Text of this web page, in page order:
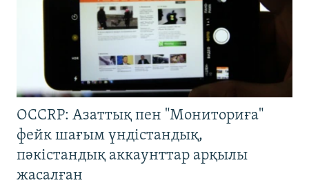
OCCRP: Азаттық пен "Мониториға"
фейк шағым үндістандық,
пәкістандық аккаунттар арқылы
жасалған